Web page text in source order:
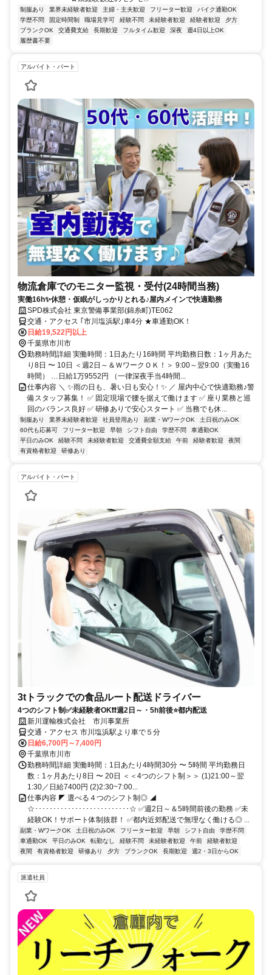
制服あり 業界未経験者歓迎 主婦・主夫歓迎 フリーター歓迎
バイク通勤OK
学歴不問
固定時間制 職場見学可 経験不問 未経験者歓迎 経験者歓迎
夕方
ブランクOK
交通費支給 長期歓迎 フルタイム歓迎 深夜
週4日以上OK
履歴書不要
アルバイト・パート
物流倉庫でのモニター監視・受付(24時間当務)
実働16h✨休憩・仮眠がしっかりとれる♪屋内メインで快適勤務
SPD株式会社 東京警備事業部(錦糸町)TE062
交通・アクセス ｢市川塩浜駅｣車4分 ★車通勤OK！
日給19,522円以上
千葉県市川市
勤務時間詳細 実働時間：1日あたり16時間 平均勤務日数：1ヶ月あた
り8日 〜 10日 ＜週2日～＆ＷワークＯＫ！＞ 9:00～翌9:00（実働16
時間） …日給1万9552円 （一律深夜手当4時間...
仕事内容 ＼ ✨雨の日も、暑い日も安心！✨ ／ 屋内中心で快適勤務♪警
備スタッフ募集！ ✅ 固定現場で腰を据えて働けます ✅ 座り業務と巡
回のバランス良好 ✅ 研修ありで安心スタート ✅ 当務でも休...
制服あり 業界未経験者歓迎 社員登用あり 副業・WワークOK
土日祝のみOK
60代も応募可
フリーター歓迎 早朝 シフト自由 学歴不問
車通勤OK
平日のみOK
経験不問 未経験者歓迎 交通費全額支給 午前 経験者歓迎
夜間
有資格者歓迎
研修あり
アルバイト・パート
3tトラックでの食品ルート配送ドライバー
4つのシフト制✅未経験者OK❗❗週2日～・5h前後⭐都内配送
新川運輸株式会社 市川事業所
交通・アクセス 市川塩浜駅より車で５分
日給6,700円～7,400円
千葉県市川市
勤務時間詳細 実働時間：1日あたり4時間30分 〜 5時間 平均勤務日
数：1ヶ月あたり8日 〜 20日 ＜＜4つのシフト制＞＞ (1)21:00～翌
1:30／日給7400円 (2)2:30~7:00...
仕事内容 ◤ 選べる４つのシフト制◎ ◢
☆･･････････････････････････☆ ✅週2日～＆5時間前後の勤務 ✅未
経験OK！サポート体制抜群！ ✅都内近郊配送で無理なく働ける◎ ...
副業・WワークOK 土日祝のみOK フリーター歓迎 早朝 シフト自由
学歴不問
車通勤OK
平日のみOK 転勤なし 経験不問 未経験者歓迎 午前
経験者歓迎
夜間
有資格者歓迎 研修あり 夕方 ブランクOK 長期歓迎 週2・3日からOK
派遣社員